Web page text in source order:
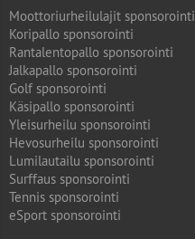
Moottoriurheilulajit sponsorointi
Koripallo sponsorointi
Rantalentopallo sponsorointi
Jalkapallo sponsorointi
Golf sponsorointi
Käsipallo sponsorointi
Yleisurheilu sponsorointi
Hevosurheilu sponsorointi
Lumilautailu sponsorointi
Surffaus sponsorointi
Tennis sponsorointi
eSport sponsorointi